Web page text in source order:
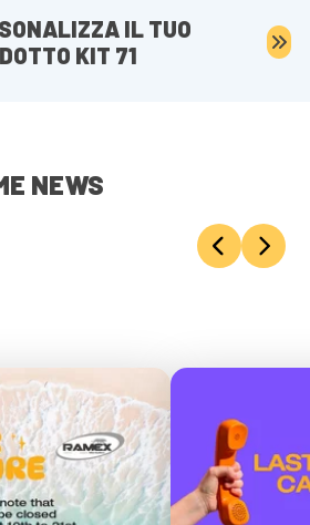
IL TUO
KIT 71
NEWS